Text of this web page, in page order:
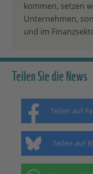
kommen, setzen
Unternehmen,
und im
Teilen Sie die News
Teilen auf
Teilen auf